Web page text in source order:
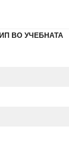
ВО УЧЕБНАТА